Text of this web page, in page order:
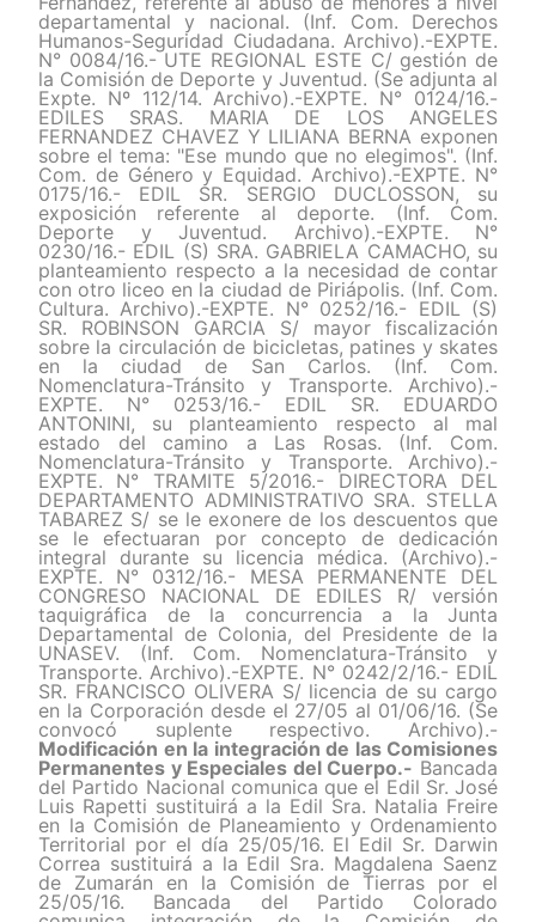
departamental y nacional. (Inf. Com. Derechos
Humanos-Seguridad Ciudadana. Archivo).-EXPTE.
N° 0084/16.- UTE REGIONAL ESTE C/ gestión de
la Comisión de Deporte y Juventud. (Se adjunta al
Expte. Nº 112/14. Archivo).-EXPTE. N° 0124/16.-
EDILES SRAS. MARIA DE LOS ANGELES
FERNANDEZ CHAVEZ Y LILIANA BERNA exponen
sobre el tema: "Ese mundo que no elegimos". (Inf.
Com. de Género y Equidad. Archivo).-EXPTE. N°
0175/16.- EDIL SR. SERGIO DUCLOSSON, su
exposición referente al deporte. (Inf. Com.
Deporte y Juventud. Archivo).-EXPTE. N°
0230/16.- EDIL (S) SRA. GABRIELA CAMACHO, su
planteamiento respecto a la necesidad de contar
con otro liceo en la ciudad de Piriápolis. (Inf. Com.
Cultura. Archivo).-EXPTE. N° 0252/16.- EDIL (S)
SR. ROBINSON GARCIA S/ mayor fiscalización
sobre la circulación de bicicletas, patines y skates
en la ciudad de San Carlos. (Inf. Com.
Nomenclatura-Tránsito y Transporte. Archivo).-
EXPTE. N° 0253/16.- EDIL SR. EDUARDO
ANTONINI, su planteamiento respecto al mal
estado del camino a Las Rosas. (Inf. Com.
Nomenclatura-Tránsito y Transporte. Archivo).-
EXPTE. N° TRAMITE 5/2016.- DIRECTORA DEL
DEPARTAMENTO ADMINISTRATIVO SRA. STELLA
TABAREZ S/ se le exonere de los descuentos que
se le efectuaran por concepto de dedicación
integral durante su licencia médica. (Archivo).-
EXPTE. N° 0312/16.- MESA PERMANENTE DEL
CONGRESO NACIONAL DE EDILES R/ versión
taquigráfica de la concurrencia a la Junta
Departamental de Colonia, del Presidente de la
UNASEV. (Inf. Com. Nomenclatura-Tránsito y
Transporte. Archivo).-EXPTE. N° 0242/2/16.- EDIL
SR. FRANCISCO OLIVERA S/ licencia de su cargo
en la Corporación desde el 27/05 al 01/06/16. (Se
convocó suplente respectivo. Archivo).-
Modificación en la integración de las Comisiones
Permanentes y Especiales del Cuerpo.- Bancada
del Partido Nacional comunica que el Edil Sr. José
Luis Rapetti sustituirá a la Edil Sra. Natalia Freire
en la Comisión de Planeamiento y Ordenamiento
Territorial por el día 25/05/16. El Edil Sr. Darwin
Correa sustituirá a la Edil Sra. Magdalena Saenz
de Zumarán en la Comisión de Tierras por el
25/05/16. Bancada del Partido Colorado